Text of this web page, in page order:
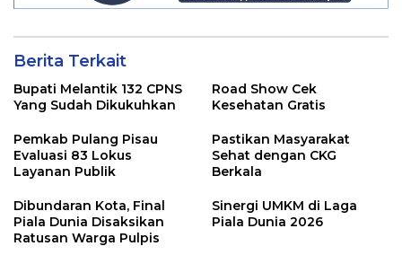
Berita Terkait
Bupati Melantik 132 CPNS
Yang Sudah Dikukuhkan
Road Show Cek
Kesehatan Gratis
Pemkab Pulang Pisau
Evaluasi 83 Lokus
Layanan Publik
Pastikan Masyarakat
Sehat dengan CKG
Berkala
Dibundaran Kota, Final
Piala Dunia Disaksikan
Ratusan Warga Pulpis
Sinergi UMKM di Laga
Piala Dunia 2026